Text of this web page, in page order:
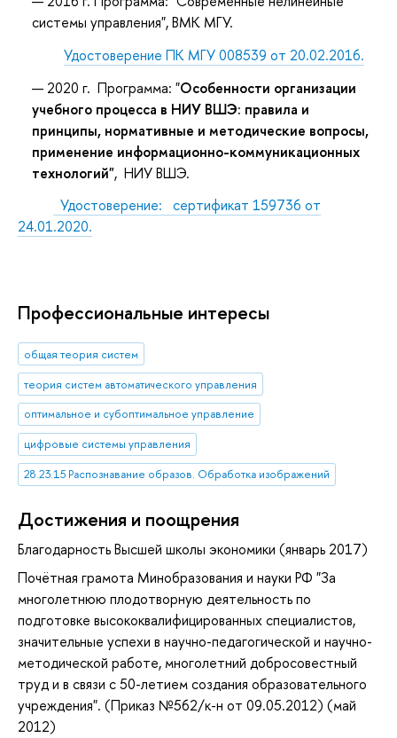
системы управления", ВМК МГУ.
Удостоверение ПК МГУ 008539 от 20.02.2016.
2020 г. Программа: "Особенности организации
учебного процесса в НИУ ВШЭ: правила и
принципы, нормативные и методические вопросы,
применение информационно-коммуникационных
технологий", НИУ ВШЭ.
Удостоверение: сертификат 159736 от
24.01.2020.
Профессиональные интересы
общая теория систем
теория систем автоматического управления
оптимальное и субоптимальное управление
цифровые системы управления
28.23.15 Распознавание образов. Обработка изображений
Достижения и поощрения
Благодарность Высшей школы экономики (январь 2017)
Почётная грамота Минобразования и науки РФ "За
многолетнюю плодотворную деятельность по
подготовке высококвалифицированных специалистов,
значительные успехи в научно-педагогической и научно-
методической работе, многолетний добросовестный
труд и в связи с 50-летием создания образовательного
учреждения". (Приказ №562/к-н от 09.05.2012) (май
2012)